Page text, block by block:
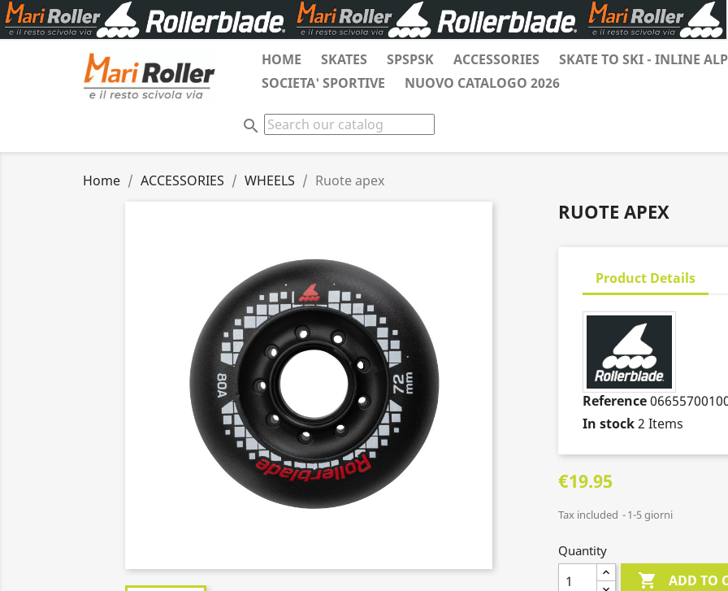
HOME SKATES SPSPSK ACCESSORIES SKATE TO SKI - INLINE
SOCIETA' SPORTIVE
NUOVO CATALOGO 2026
search
Home ACCESSORIES WHEELS Ruote apex
RUOTE APEX
Product Details
Reference
In stock2 Items
€19.95
Tax included 1-5 giorni
Quantity
 ADD TO